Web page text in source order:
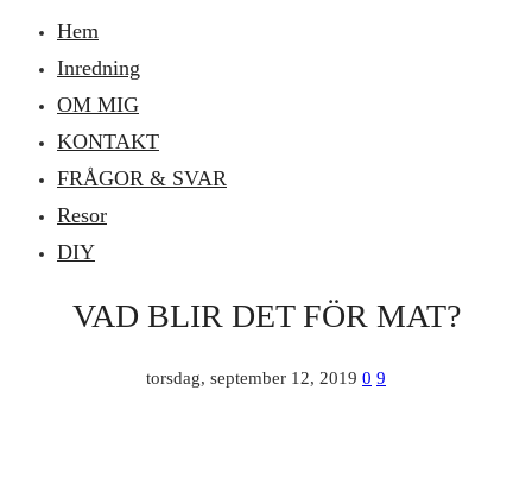
Hem
Inredning
OM MIG
KONTAKT
FRÅGOR & SVAR
Resor
DIY
VAD BLIR DET FÖR MAT?
torsdag, september 12, 2019 0 9